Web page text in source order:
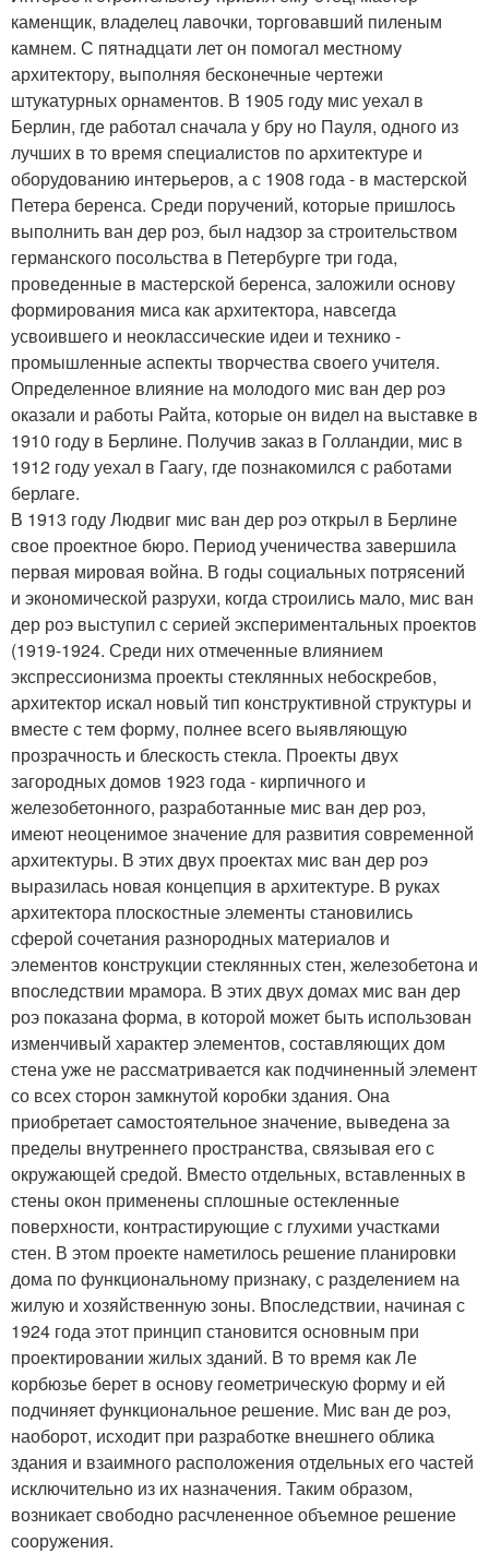
каменщик, владелец лавочки, торговавший пиленым
камнем. С пятнадцати лет он помогал местному
архитектору, выполняя бесконечные чертежи
штукатурных орнаментов. В 1905 году мис уехал в
Берлин, где работал сначала у бру но Пауля, одного из
лучших в то время специалистов по архитектуре и
оборудованию интерьеров, а с 1908 года - в мастерской
Петера беренса. Среди поручений, которые пришлось
выполнить ван дер роэ, был надзор за строительством
германского посольства в Петербурге три года,
проведенные в мастерской беренса, заложили основу
формирования миса как архитектора, навсегда
усвоившего и неоклассические идеи и технико -
промышленные аспекты творчества своего учителя.
Определенное влияние на молодого мис ван дер роэ
оказали и работы Райта, которые он видел на выставке в
1910 году в Берлине. Получив заказ в Голландии, мис в
1912 году уехал в Гаагу, где познакомился с работами
берлаге.
В 1913 году Людвиг мис ван дер роэ открыл в Берлине
свое проектное бюро. Период ученичества завершила
первая мировая война. В годы социальных потрясений
и экономической разрухи, когда строились мало, мис ван
дер роэ выступил с серией экспериментальных проектов
(1919-1924. Среди них отмеченные влиянием
экспрессионизма проекты стеклянных небоскребов,
архитектор искал новый тип конструктивной структуры и
вместе с тем форму, полнее всего выявляющую
прозрачность и блескость стекла. Проекты двух
загородных домов 1923 года - кирпичного и
железобетонного, разработанные мис ван дер роэ,
имеют неоценимое значение для развития современной
архитектуры. В этих двух проектах мис ван дер роэ
выразилась новая концепция в архитектуре. В руках
архитектора плоскостные элементы становились
сферой сочетания разнородных материалов и
элементов конструкции стеклянных стен, железобетона и
впоследствии мрамора. В этих двух домах мис ван дер
роэ показана форма, в которой может быть использован
изменчивый характер элементов, составляющих дом
стена уже не рассматривается как подчиненный элемент
со всех сторон замкнутой коробки здания. Она
приобретает самостоятельное значение, выведена за
пределы внутреннего пространства, связывая его с
окружающей средой. Вместо отдельных, вставленных в
стены окон применены сплошные остекленные
поверхности, контрастирующие с глухими участками
стен. В этом проекте наметилось решение планировки
дома по функциональному признаку, с разделением на
жилую и хозяйственную зоны. Впоследствии, начиная с
1924 года этот принцип становится основным при
проектировании жилых зданий. В то время как Ле
корбюзье берет в основу геометрическую форму и ей
подчиняет функциональное решение. Мис ван де роэ,
наоборот, исходит при разработке внешнего облика
здания и взаимного расположения отдельных его частей
исключительно из их назначения. Таким образом,
возникает свободно расчлененное объемное решение
сооружения.